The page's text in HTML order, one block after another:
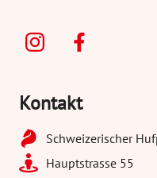
Kontakt
Schweizerischer
Hauptstrasse 55